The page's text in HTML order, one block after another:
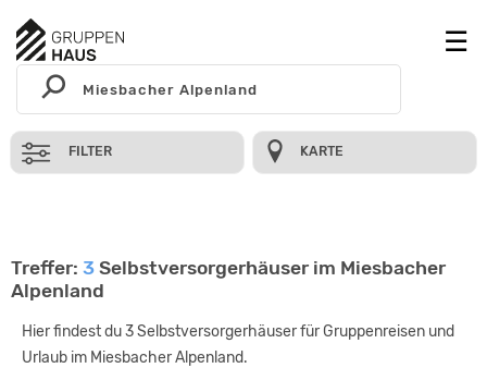
FILTER KARTE
Treffer: 3 Selbstversorgerhäuser im Miesbacher
Alpenland
Hier findest du 3 Selbstversorgerhäuser für Gruppenreisen und
Urlaub im Miesbacher Alpenland.